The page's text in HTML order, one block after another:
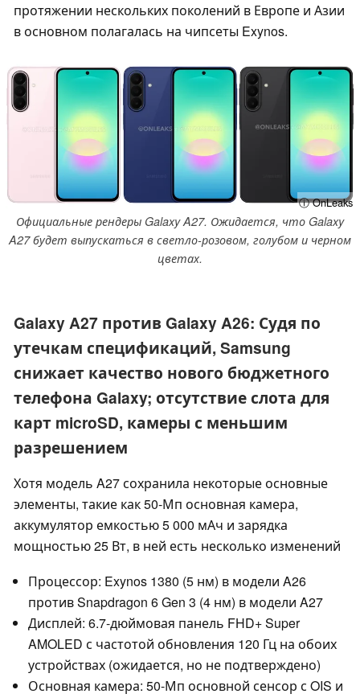
протяжении нескольких поколений в Европе и Азии
в основном полагалась на чипсеты Exynos.
ⓘ OnLeaks
Официальные рендеры Galaxy A27. Ожидается, что Galaxy
A27 будет выпускаться в светло-розовом, голубом и черном
цветах.
Galaxy A27 против Galaxy A26: Судя по
утечкам спецификаций, Samsung
снижает качество нового бюджетного
телефона Galaxy; отсутствие слота для
карт microSD, камеры с меньшим
разрешением
Хотя модель A27 сохранила некоторые основные
элементы, такие как 50-Мп основная камера,
аккумулятор емкостью 5 000 мАч и зарядка
мощностью 25 Вт, в ней есть несколько изменений
Процессор: Exynos 1380 (5 нм) в модели A26
против Snapdragon 6 Gen 3 (4 нм) в модели A27
Дисплей: 6.7-дюймовая панель FHD+ Super
AMOLED с частотой обновления 120 Гц на обоих
устройствах (ожидается, но не подтверждено)
Основная камера: 50-Мп основной сенсор с OIS и